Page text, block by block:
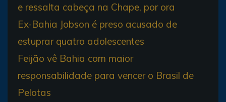
e ressalta cabeça na Chape, por ora
Ex-Bahia Jobson é preso acusado de
estuprar quatro adolescentes
Feijão vê Bahia com maior
responsabilidade para vencer o Brasil de
Pelotas